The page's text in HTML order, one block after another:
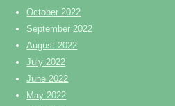
October 2022
September 2022
August 2022
July 2022
June 2022
May 2022